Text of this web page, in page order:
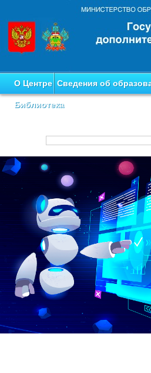
О Центре Сведения об
Библиотека